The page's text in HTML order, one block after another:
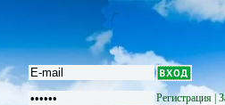
Регистрация |